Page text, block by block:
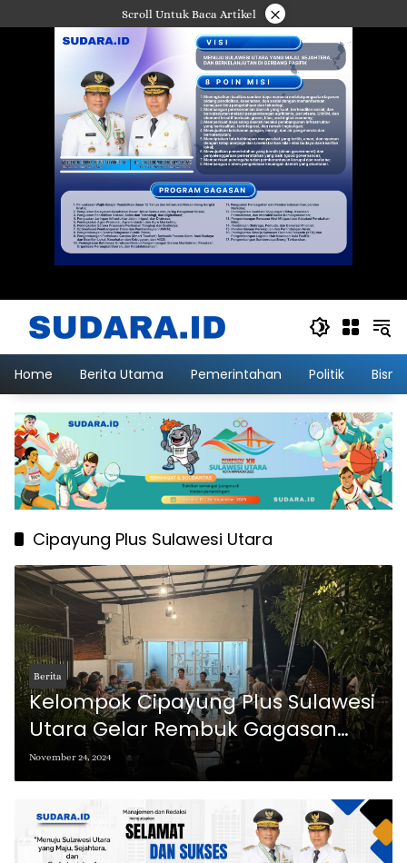
ke
Scroll Untuk Baca Artikel ×
Home Berita Utama Pemerintahan Politik
Cipayung Plus Sulawesi Utara
Berita
Kelompok Cipayung Plus Sulawesi
Utara Gelar Rembuk Gagasan
untuk Revitalisasi Peran Pemuda
dalam Pembangunan Daerah
November 24, 2024